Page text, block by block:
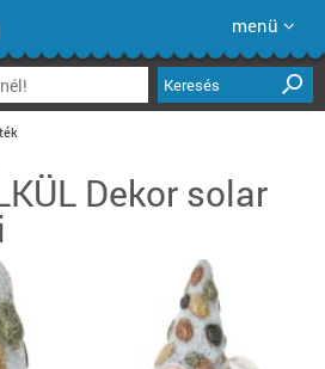
menü
Keresés
Dekor solar